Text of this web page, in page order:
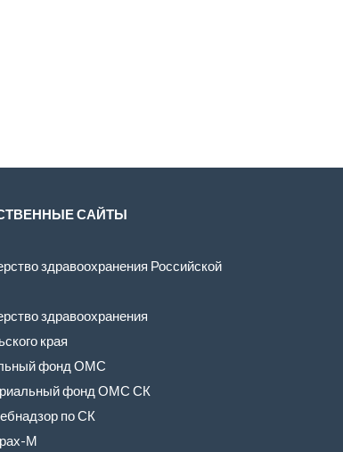
САЙТЫ
здравоохранения Российской
здравоохранения
края
фонд ОМС
фонд ОМС СК
по СК
М